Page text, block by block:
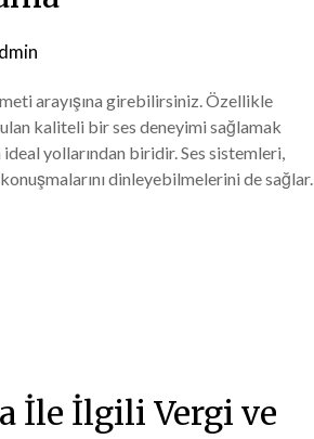
arayışına girebilirsiniz. Özellikle
kaliteli bir ses deneyimi sağlamak
yollarından biridir. Ses sistemleri,
konuşmalarını dinleyebilmelerini de sağlar.
İle İlgili Vergi ve